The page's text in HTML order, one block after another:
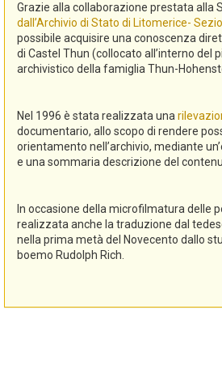
Grazie alla collaborazione prestata alla
dall’Archivio di Stato di Litomerice-
possibile acquisire una conoscenza
di Castel Thun (collocato all’interno del
archivistico della famiglia Thun-
Nel 1996 è stata realizzata una
documentario, allo scopo di rendere
orientamento nell’archivio, mediante
e una sommaria descrizione del
In occasione della microfilmatura delle
realizzata anche la traduzione dal
nella prima metà del Novecento dallo
boemo Rudolph Rich.